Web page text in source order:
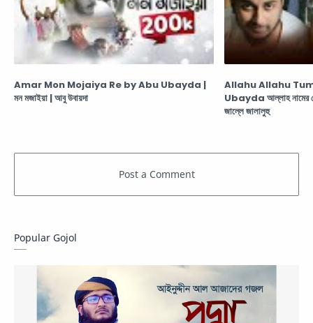
Amar Mon Mojaiya Re by Abu Ubayda |
মন মজাইয়া | আবু উবায়দা
Allahu Allahu
Ubayda আল্লাহ নামের
জাল্লে জালালুহু
Popular Gojol